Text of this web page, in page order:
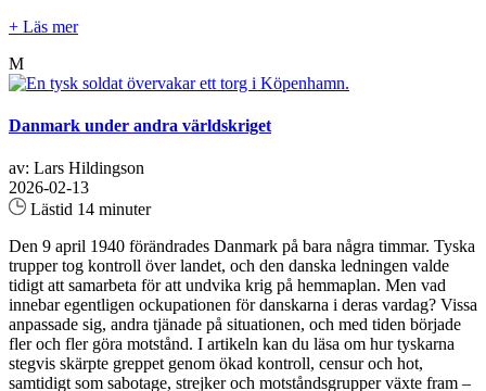
+ Läs mer
M
Danmark under andra världskriget
av: Lars Hildingson
2026-02-13
Lästid 14 minuter
Den 9 april 1940 förändrades Danmark på bara några timmar. Tyska
trupper tog kontroll över landet, och den danska ledningen valde
tidigt att samarbeta för att undvika krig på hemmaplan. Men vad
innebar egentligen ockupationen för danskarna i deras vardag? Vissa
anpassade sig, andra tjänade på situationen, och med tiden började
fler och fler göra motstånd. I artikeln kan du läsa om hur tyskarna
stegvis skärpte greppet genom ökad kontroll, censur och hot,
samtidigt som sabotage, strejker och motståndsgrupper växte fram –